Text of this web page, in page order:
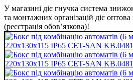
У магазині діє гнучка система
та монтажних організацій діє оптова
(реєстрація обов’язкова)!